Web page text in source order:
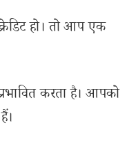
हो। तो आप एक
करता है। आपको